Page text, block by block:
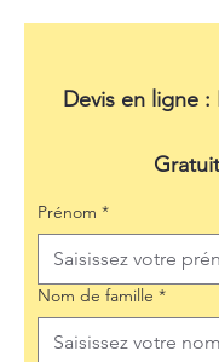
Devis en ligne :
Prénom *
Nom de famille *